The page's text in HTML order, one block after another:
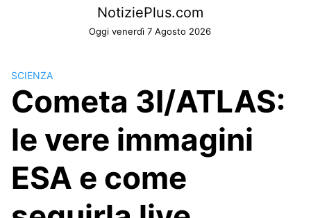
NotiziePlus.com
Oggi venerdì 7 Agosto 2026
SCIENZA
Cometa 3I/ATLAS:
le vere immagini
ESA e come